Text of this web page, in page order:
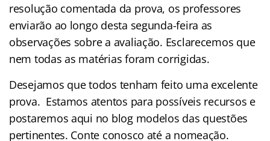
resolução comentada da prova, os professores
enviarão ao longo desta segunda-feira as
observações sobre a avaliação. Esclarecemos que
nem todas as matérias foram corrigidas.
Desejamos que todos tenham feito uma excelente
prova. Estamos atentos para possíveis recursos e
postaremos aqui no blog modelos das questões
pertinentes. Conte conosco até a nomeação.